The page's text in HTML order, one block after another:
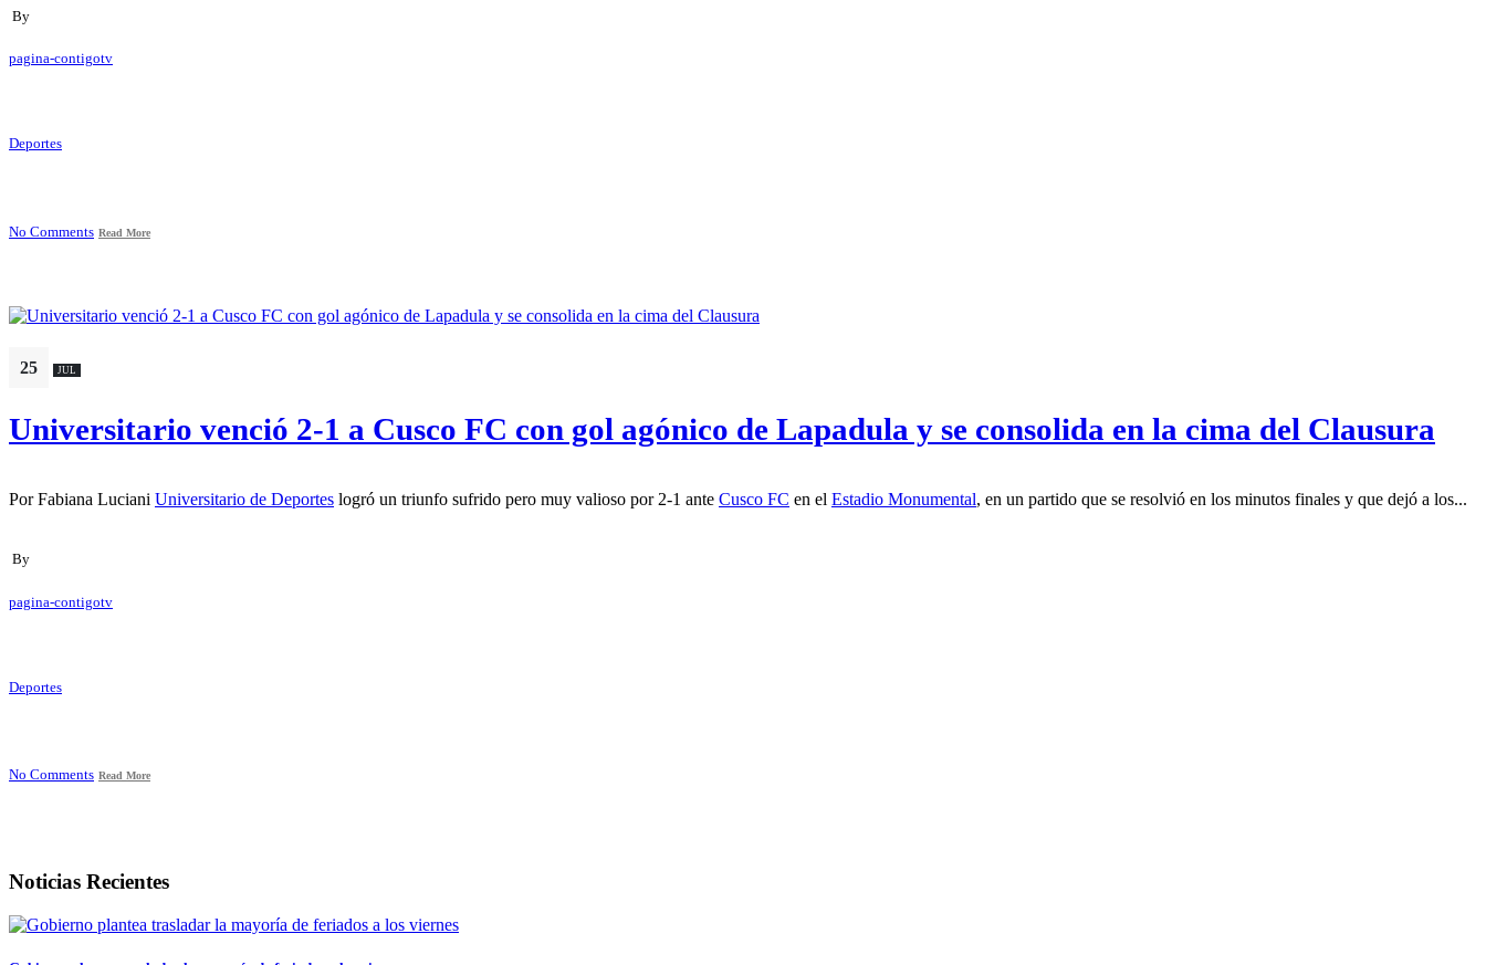
By
pagina-contigotv
Deportes
No Comments Read More
25 JUL
Universitario venció 2-1 a Cusco FC con gol agónico de Lapadula y se consolida en la cima del Clausura
Por Fabiana Luciani Universitario de Deportes logró un triunfo sufrido pero muy valioso por 2-1 ante Cusco FC en el Estadio Monumental, en un partido que se resolvió en los minutos finales y que dejó a los...
By
pagina-contigotv
Deportes
No Comments Read More
Noticias Recientes